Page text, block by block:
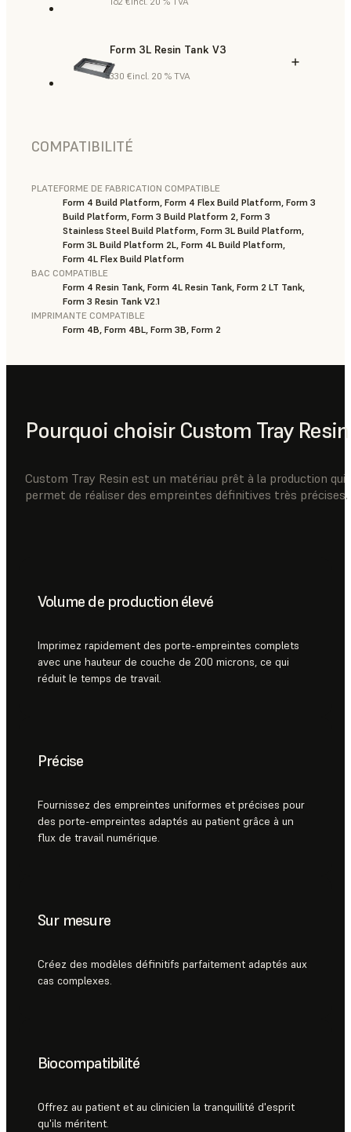
Form 3L Resin Tank V3
330 €incl. 20 % TVA
COMPATIBILITÉ
PLATEFORME DE FABRICATION COMPATIBLE
Form 4 Build Platform, Form 4 Flex Build Platform, Form 3
Build Platform, Form 3 Build Platform 2, Form 3
Stainless Steel Build Platform, Form 3L Build Platform,
Form 3L Build Platform 2L, Form 4L Build Platform,
Form 4L Flex Build Platform
BAC COMPATIBLE
Form 4 Resin Tank, Form 4L Resin Tank, Form 2 LT Tank,
Form 3 Resin Tank V2.1
IMPRIMANTE COMPATIBLE
Form 4B, Form 4BL, Form 3B, Form 2
Pourquoi choisir Custom Tray
Custom Tray Resin est un matériau prêt à la production qui
permet de réaliser des empreintes définitives très précises.
Volume de production élevé
Imprimez rapidement des porte-empreintes complets
avec une hauteur de couche de 200 microns, ce qui
réduit le temps de travail.
Précise
Fournissez des empreintes uniformes et précises pour
des porte-empreintes adaptés au patient grâce à un
flux de travail numérique.
Sur mesure
Créez des modèles définitifs parfaitement adaptés aux
cas complexes.
Biocompatibilité
Offrez au patient et au clinicien la tranquillité d'esprit
qu'ils méritent.